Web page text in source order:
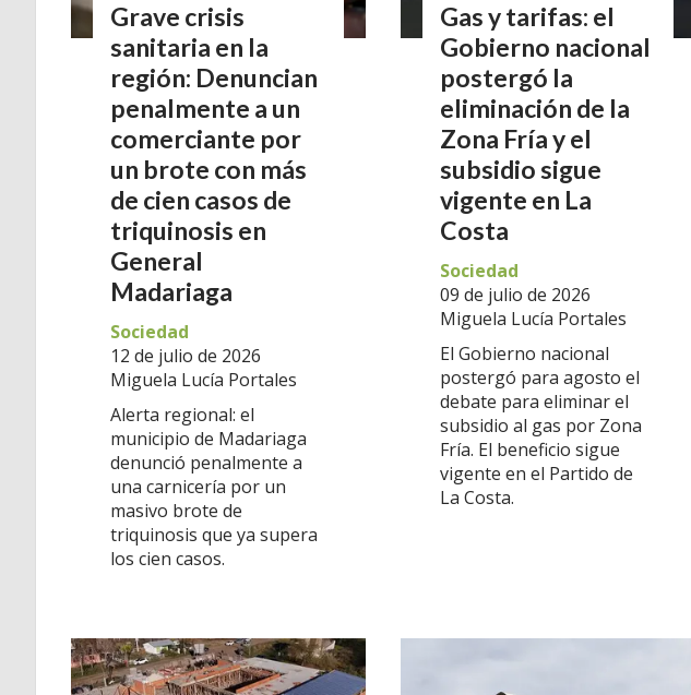
Grave crisis
sanitaria en la
región: Denuncian
penalmente a un
comerciante por
un brote con más
de cien casos de
triquinosis en
General
Madariaga
Miguela Lucía Portales
Sociedad
12 de julio de 2026
Alerta regional: el
municipio de Madariaga
denunció penalmente a
una carnicería por un
masivo brote de
triquinosis que ya supera
los cien casos.
Gas y tarifas: el
Gobierno nacional
postergó la
eliminación de la
Zona Fría y el
subsidio sigue
vigente en La
Costa
Miguela Lucía Portales
Sociedad
09 de julio de 2026
El Gobierno nacional
postergó para agosto el
debate para eliminar el
subsidio al gas por Zona
Fría. El beneficio sigue
vigente en el Partido de
La Costa.